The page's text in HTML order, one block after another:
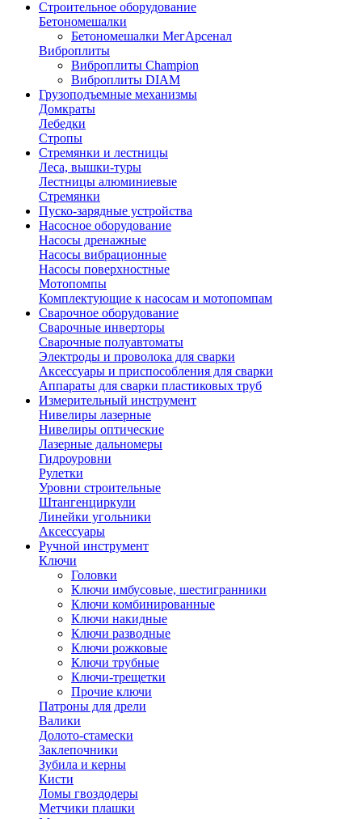
Строительное оборудование
Бетономешалки
Бетономешалки МегАрсенал
Виброплиты
Виброплиты Champion
Виброплиты DIAM
Грузоподъемные механизмы
Домкраты
Лебедки
Стропы
Стремянки и лестницы
Леса, вышки-туры
Лестницы алюминиевые
Стремянки
Пуско-зарядные устройства
Насосное оборудование
Насосы дренажные
Насосы вибрационные
Насосы поверхностные
Мотопомпы
Комплектующие к насосам и мотопомпам
Сварочное оборудование
Сварочные инверторы
Сварочные полуавтоматы
Электроды и проволока для сварки
Аксессуары и приспособления для сварки
Аппараты для сварки пластиковых труб
Измерительный инструмент
Нивелиры лазерные
Нивелиры оптические
Лазерные дальномеры
Гидроуровни
Рулетки
Уровни строительные
Штангенциркули
Линейки угольники
Аксессуары
Ручной инструмент
Ключи
Головки
Ключи имбусовые, шестигранники
Ключи комбинированные
Ключи накидные
Ключи разводные
Ключи рожковые
Ключи трубные
Ключи-трещетки
Прочие ключи
Патроны для дрели
Валики
Долото-стамески
Заклепочники
Зубила и керны
Кисти
Ломы гвоздодеры
Метчики плашки